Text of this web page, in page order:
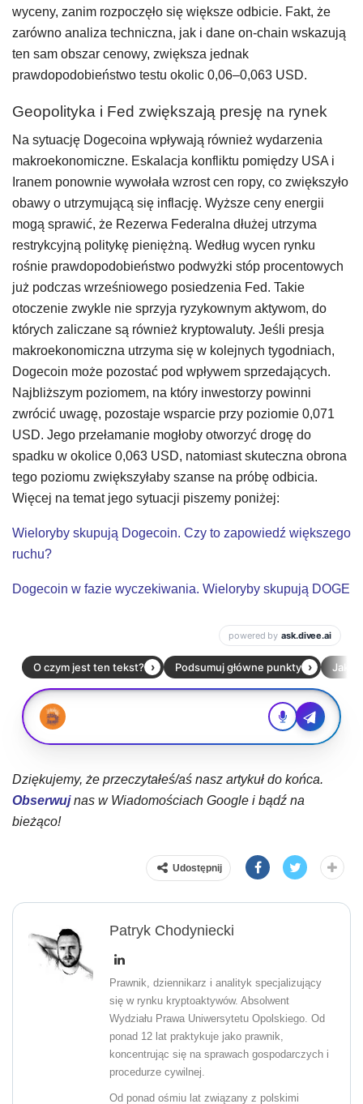
wyceny, zanim rozpoczęło się większe odbicie. Fakt, że
zarówno analiza techniczna, jak i dane on-chain wskazują
ten sam obszar cenowy, zwiększa jednak
prawdopodobieństwo testu okolic 0,06–0,063 USD.
Geopolityka i Fed zwiększają presję na rynek
Na sytuację Dogecoina wpływają również wydarzenia
makroekonomiczne. Eskalacja konfliktu pomiędzy USA i
Iranem ponownie wywołała wzrost cen ropy, co zwiększyło
obawy o utrzymującą się inflację. Wyższe ceny energii
mogą sprawić, że Rezerwa Federalna dłużej utrzyma
restrykcyjną politykę pieniężną. Według wycen rynku
rośnie prawdopodobieństwo podwyżki stóp procentowych
już podczas wrześniowego posiedzenia Fed. Takie
otoczenie zwykle nie sprzyja ryzykownym aktywom, do
których zaliczane są również kryptowaluty. Jeśli presja
makroekonomiczna utrzyma się w kolejnych tygodniach,
Dogecoin może pozostać pod wpływem sprzedających.
Najbliższym poziomem, na który inwestorzy powinni
zwrócić uwagę, pozostaje wsparcie przy poziomie 0,071
USD. Jego przełamanie mogłoby otworzyć drogę do
spadku w okolice 0,063 USD, natomiast skuteczna obrona
tego poziomu zwiększyłaby szanse na próbę odbicia.
Więcej na temat jego sytuacji piszemy poniżej:
Wieloryby skupują Dogecoin. Czy to zapowiedź większego
ruchu?
Dogecoin w fazie wyczekiwania. Wieloryby skupują DOGE
Dziękujemy, że przeczytałeś/aś nasz artykuł do końca.
Obserwujnas w Wiadomościach Google i bądź na
bieżąco!
Udostępnij
Patryk Chodyniecki
Prawnik, dziennikarz i analityk specjalizujący
się w rynku kryptoaktywów. Absolwent
Wydziału Prawa Uniwersytetu Opolskiego. Od
ponad 12 lat praktykuje jako prawnik,
koncentrując się na sprawach gospodarczych i
procedurze cywilnej.
Od ponad ośmiu lat związany z polskimi